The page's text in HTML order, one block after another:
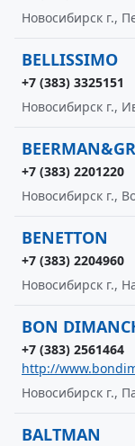
Новосибирск г.,
BELLISSIMO
+7 (383) 3325151
Новосибирск г.,
+7 (383) 2201220
Новосибирск г.,
BENETTON
+7 (383) 2204960
Новосибирск г.,
BON
+7 (383) 2561464
http://
Новосибирск г.,
BALTMAN